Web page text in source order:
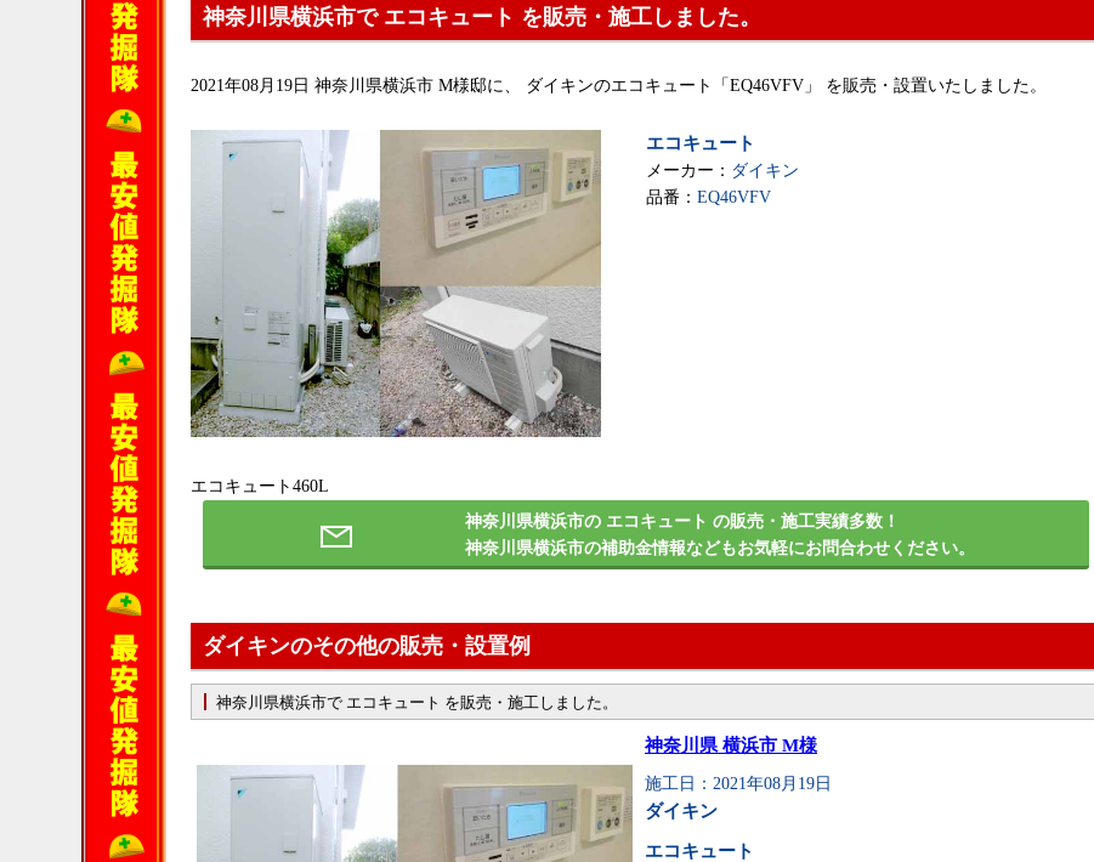
神奈川県横浜市で エコキュート を販売・施工しました。
2021年08月19日 神奈川県横浜市 M様邸に、 ダイキンのエコキュート「EQ46VFV」 を販売・設置いたしました。
エコキュート
メーカー： ダイキン
品番： EQ46VFV
エコキュート460L
神奈川県横浜市の エコキュート の販売・施工実績多数！
神奈川県横浜市の補助金情報などもお気軽にお問合わせください。
ダイキンのその他の販売・設置例
神奈川県横浜市で エコキュート を販売・施工しました。
神奈川県 横浜市 M様
施工日：2021年08月19日
ダイキン
エコキュート